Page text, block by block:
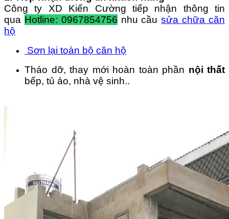
Công ty XD Kiến Cường tiếp nhận thông tin
qua Hotline: 0967854756 nhu cầusửa chữa căn
hộ
Sơn lại toàn bộ căn hộ
Tháo dỡ, thay mới hoàn toàn phần nội thất
bếp, tủ áo, nhà vệ sinh..